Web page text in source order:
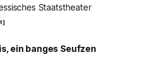
Staatstheater
]
ein banges Seufzen